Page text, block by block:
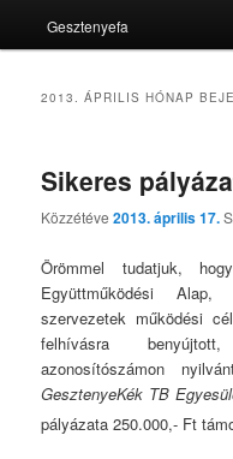
Gesztenyefa
2013. ÁPRILIS HÓNAP
Sikeres
Közzétéve2013. április 17.
Örömmel tudatjuk,
Együttműködési
szervezetek működési
felhívásra
azonosítószámon
GesztenyeKék TB
pályázata 250.000,- Ft